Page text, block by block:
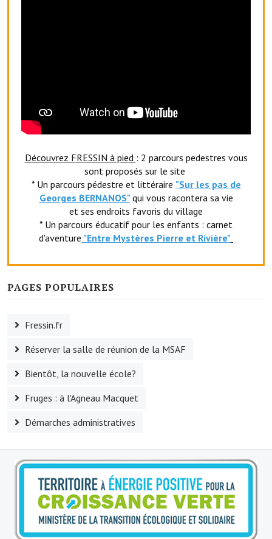
Etablissements scolaires
Equipements sportifs
Commerçants, artisans
Commerces et professions libérales
Agents immobiliers
Réserver une salle
Salle Georges Delépine
Maison des services et des associations fressinoises
VILLE ACTIVE
La troupe théâtrale de l'Avenir Fressinois
Les Amis du Patrimoine
L'association du château
Découvrez FRESSIN à pied : 2 parcours pedestres vous
sont proposés sur le site
* Un parcours pédestre et littéraire "Sur les pas de
Georges BERNANOS" qui vous racontera sa vie
et ses endroits favoris du village
* Un parcours éducatif pour les enfants : carnet
d'aventure "Entre Mystères Pierre et Rivière"
PAGES POPULAIRES
Fressin.fr
Réserver la salle de réunion de la MSAF
Bientôt, la nouvelle école?
Fruges : à l'Agneau Macquet
Démarches administratives